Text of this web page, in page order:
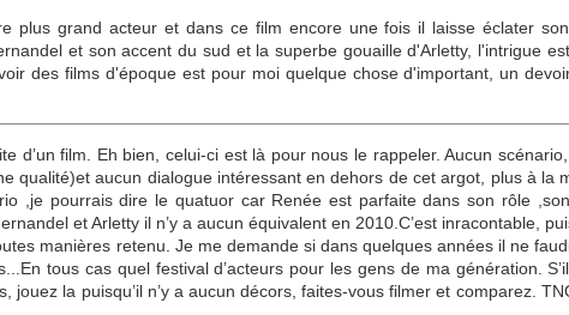
plus grand acteur et dans ce film encore une fois il laisse éclater
et son accent du sud et la superbe gouaille d'Arletty, l'intrigue
des films d'époque est pour moi quelque chose d'important, un
d’un film. Eh bien, celui-ci est là pour nous le rappeler. Aucun
qualité)et aucun dialogue intéressant en dehors de cet argot, plus à la
,je pourrais dire le quatuor car Renée est parfaite dans son rôle
et Arletty il n’y a aucun équivalent en 2010.C’est inracontable,
manières retenu. Je me demande si dans quelques années il ne
tous cas quel festival d’acteurs pour les gens de ma génération.
la puisqu’il n’y a aucun décors, faites-vous filmer et comparez.